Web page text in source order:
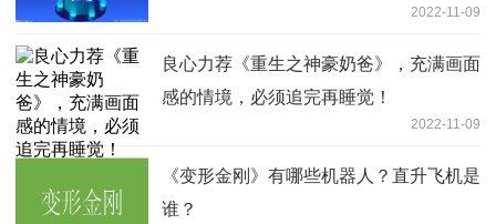
2022-11-09
良心力荐《重生之神豪奶爸》，充满画面
感的情境，必须追完再睡觉！
2022-11-09
《变形金刚》有哪些机器人？直升飞机是
谁？